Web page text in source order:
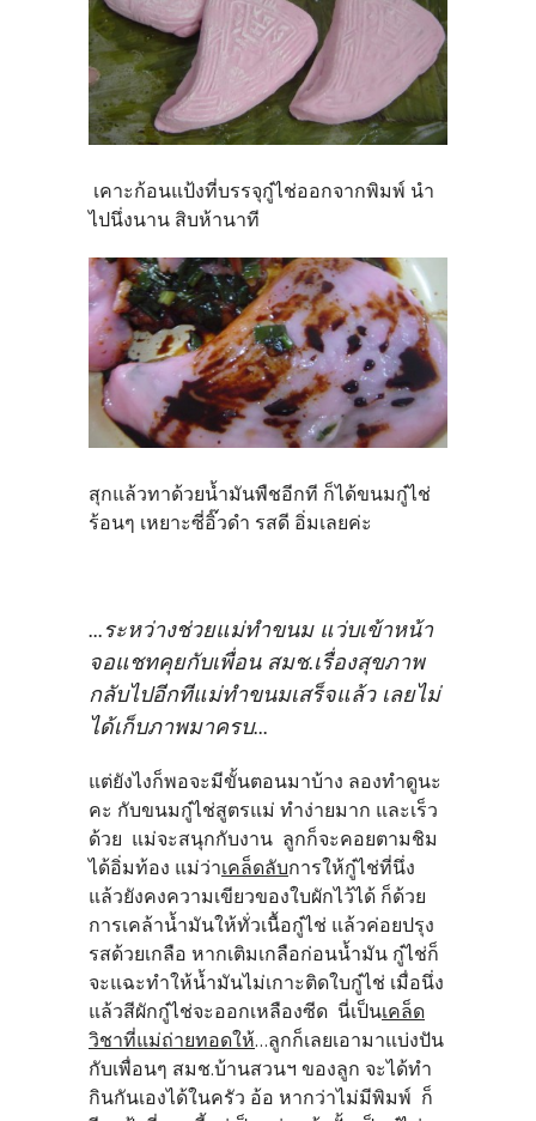
เคาะก้อนแป้งที่บรรจุกู๋ไช่ออกจากพิมพ์ นำ
ไปนึ่งนาน สิบห้านาที
สุกแล้วทาด้วยน้ำมันพืชอีกที ก็ได้ขนมกู๋ไช่
ร้อนๆ เหยาะซี่อิ๊วดำ รสดี อิ่มเลยค่ะ
...ระหว่างช่วยแม่ทำขนม แว่บเข้าหน้า
จอแชทคุยกับเพื่อน สมช.เรื่องสุขภาพ
กลับไปอีกทีแม่ทำขนมเสร็จแล้ว เลยไม่
ได้เก็บภาพมาครบ...
แต่ยังไงก็พอจะมีขั้นตอนมาบ้าง ลองทำดูนะ
คะ กับขนมกู๋ไช่สูตรแม่ ทำง่ายมาก และเร็ว
ด้วย แม่จะสนุกกับงาน ลูกก็จะคอยตามชิม
ได้อิ่มท้อง แม่ว่าเคล็ดลับการให้กู๋ไช่ที่นึ่ง
แล้วยังคงความเขียวของใบผักไว้ได้ ก็ด้วย
การเคล้าน้ำมันให้ทั่วเนื้อกู๋ไช่ แล้วค่อยปรุง
รสด้วยเกลือ หากเติมเกลือก่อนน้ำมัน กู๋ไช่ก็
จะแฉะทำให้น้ำมันไม่เกาะติดใบกู๋ไช่ เมื่อนึ่ง
แล้วสีผักกู๋ไช่จะออกเหลืองซีด นี่เป็นเคล็ด
วิชาที่แม่ถ่ายทอดให้...ลูกก็เลยเอามาแบ่งปัน
กับเพื่อนๆ สมช.บ้านสวนฯ ของลูก จะได้ทำ
กินกันเองได้ในครัว อ้อ หากว่าไม่มีพิมพ์ ก็